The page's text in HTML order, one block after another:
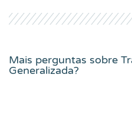
Mais perguntas sobre
Generalizada?